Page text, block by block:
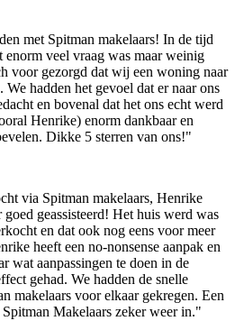
met Spitman makelaars! In de tijd
veel vraag was maar weinig
voor gezorgd dat wij een woning naar
We hadden het gevoel dat er naar ons
en bovenal dat het ons echt werd
Henrike) enorm dankbaar en
Dikke 5 sterren van ons!"
via Spitman makelaars, Henrike
geassisteerd! Het huis werd was
en dat ook nog eens voor meer
heeft een no-nonsense aanpak en
wat aanpassingen te doen in de
gehad. We hadden de snelle
makelaars voor elkaar gekregen. Een
Makelaars zeker weer in."